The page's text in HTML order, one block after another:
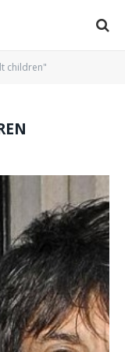
children"